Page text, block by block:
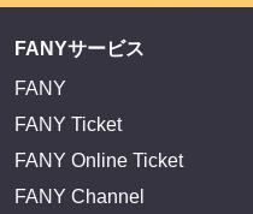
FANYサービス
FANY
FANY Ticket
FANY Online Ticket
FANY Channel